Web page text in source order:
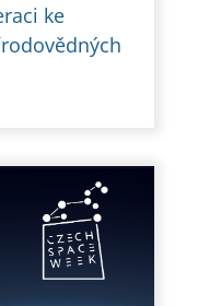
ke